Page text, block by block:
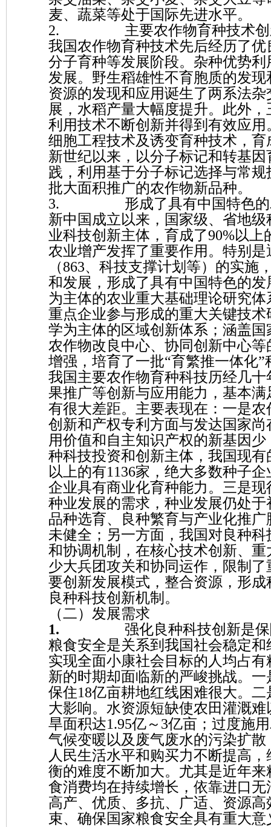
麦、蔬菜等处于国际先进水平。
2. 主要农作物育种技术创
我国农作物育种技术先后经历了
分子育种等发展阶段。杂种优势
发展。野生稻雄性不育胞质的发
资源的发现和应用诞生了两系法
展，水稻产量大幅度提升。此外
利用技术不断创新并得到有效应
细胞工程技术及诱变育种技术，
新世纪以来，以分子标记和转基
践，利用基于分子标记选择与常
批大面积推广的农作物新品种。
3. 形成了具有中国特色的农
新中国成立以来，国家级、省地
业科技创新主体，育成了90%以
农业增产发挥了重要作用。特别
（863、科技支撑计划等）的实
和发展，形成了具有中国特色的
为主体的农业重大基础理论研究
重点企业参与形成的重大关键技
学为主体的区域创新体系；涵盖
农作物改良中心、协同创新中心
增强，培育了一批“育繁推一体化
我国主要农作物育种科技历经几
果推广等创新与应用能力，基本
有很大差距。主要表现在：一是
创新和产权专利方面与发达国家
用价值和自主知识产权的新基因
种科技投资和创新主体，我国现
以上的有1136家，绝大多数种子
企业具有商业化育种能力。三是
种业发展的需求，种业发展仍处
品种选育、良种繁育与产业化推
未健全；另一方面，我国对良种
和协调机制，在核心技术创新、
少大兵团攻关和协同运作，限制
要创新发展模式，整合资源，形
良种科技创新机制。
（二）发展需求
1. 强化良种科技创新是
粮食安全是关系到我国社会稳定
实现全面小康社会目标的人均占
新的时期却面临新的严峻挑战。
保住18亿亩耕地红线困难很大。
大影响。水资源短缺使农田灌溉
旱面积达1.95亿～3亿亩；过度施
气候变暖以及废气废水的污染扩
人民生活水平和购买力不断提高
衡的难度不断加大。尤其是近年
食消费均在持续增长，依靠进口
高产、优质、多抗、广适、资源
束、确保国家粮食安全具有重大意